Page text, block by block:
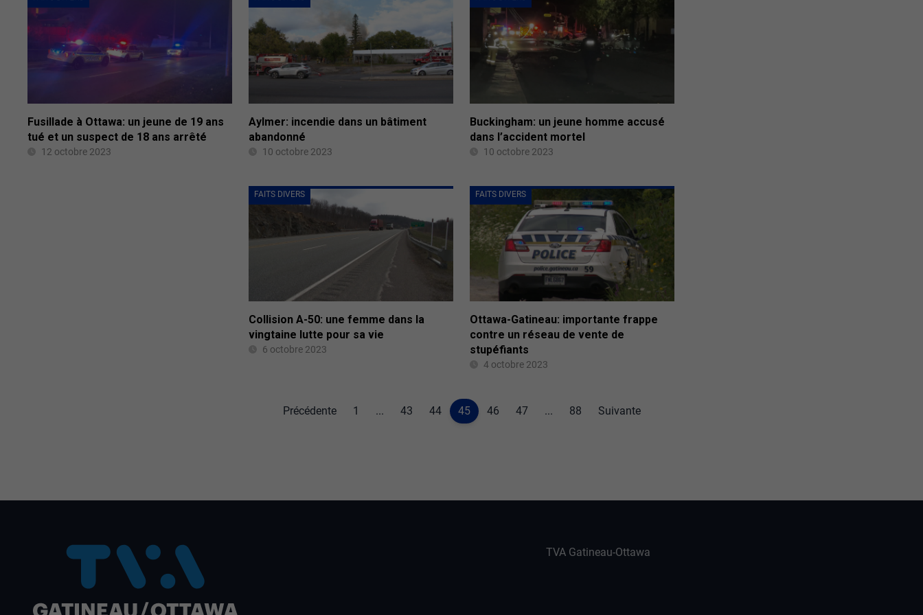
Fusillade à Ottawa: un jeune de 19 ans
tué et un suspect de 18 ans arrêté
12 octobre 2023
Aylmer: incendie dans un bâtiment
abandonné
10 octobre 2023
Buckingham: un jeune homme accusé
dans l’accident mortel
10 octobre 2023
FAITS DIVERS
Collision A-50: une femme dans la
vingtaine lutte pour sa vie
6 octobre 2023
FAITS DIVERS
Ottawa-Gatineau: importante frappe
contre un réseau de vente de
stupéfiants
4 octobre 2023
Précédente 1 ... 43 44 45 46 47 ... 88 Suivante
TVA Gatineau-Ottawa